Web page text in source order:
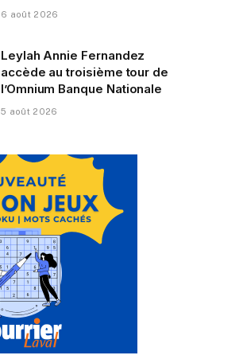
6 août 2026
Leylah Annie Fernandez
accède au troisième tour de
l’Omnium Banque Nationale
5 août 2026